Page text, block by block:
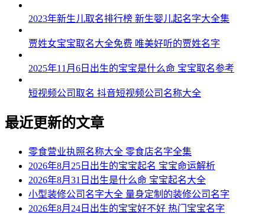
2023年新生儿取名排行榜 新生婴儿起名字大全集
贾姓女宝宝取名大全免费 唯美好听的贾姓名字
2025年11月6日出生的宝宝是什么命 宝宝取名参考
短视频公司取名 抖音短视频公司名称大全
最近更新的文章
零食营业执照名称大全 零食店名字全集
2026年8月25日出生的宝宝起名 宝宝命运解析
2026年8月31日出生是什么命 宝宝起名大全
小型装修公司名字大全 量身定制的装修公司名字
2026年8月24日出生的宝宝好不好 热门宝宝名字